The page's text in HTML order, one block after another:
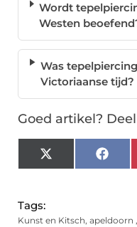
Wordt
Westen
Was
Victoriaanse tijd?
Goed artikel?
X
(Twitter)
Tags:
Kunst en Kitsch, apeldoorn ,